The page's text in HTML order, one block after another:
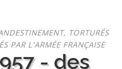
TORTURÉS
PAR L’ARMÉE FRANÇAISE
- des